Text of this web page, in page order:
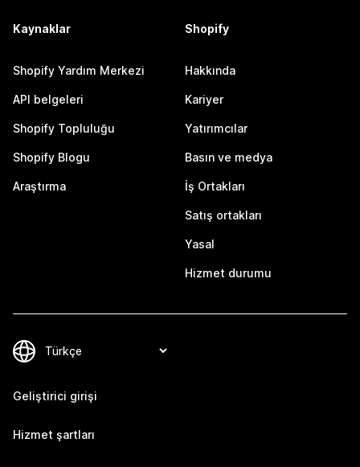
Kaynaklar
Shopify Yardım Merkezi
API belgeleri
Shopify Topluluğu
Shopify Blogu
Araştırma
Shopify
Hakkında
Kariyer
Yatırımcılar
Basın ve medya
İş Ortakları
Satış ortakları
Yasal
Hizmet durumu
Geliştirici girişi
Hizmet şartları